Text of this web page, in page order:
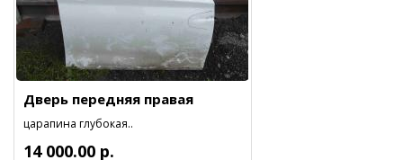
Дверь передняя правая
царапина глубокая..
14 000.00 р.